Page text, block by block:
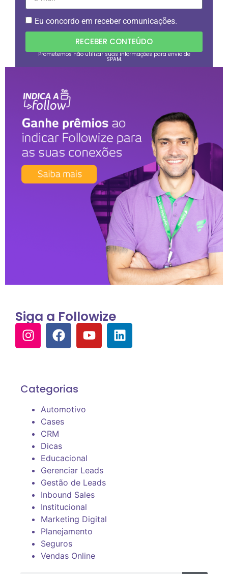
Eu concordo em receber comunicações.
RECEBER CONTEÚDO
Prometemos não utilizar suas informações para envio de
SPAM.
Siga a Followize
Categorias
Automotivo
Cases
CRM
Dicas
Educacional
Gerenciar Leads
Gestão de Leads
Inbound Sales
Institucional
Marketing Digital
Planejamento
Seguros
Vendas Online